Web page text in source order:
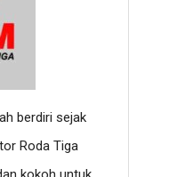
berdiri sejak
Roda Tiga